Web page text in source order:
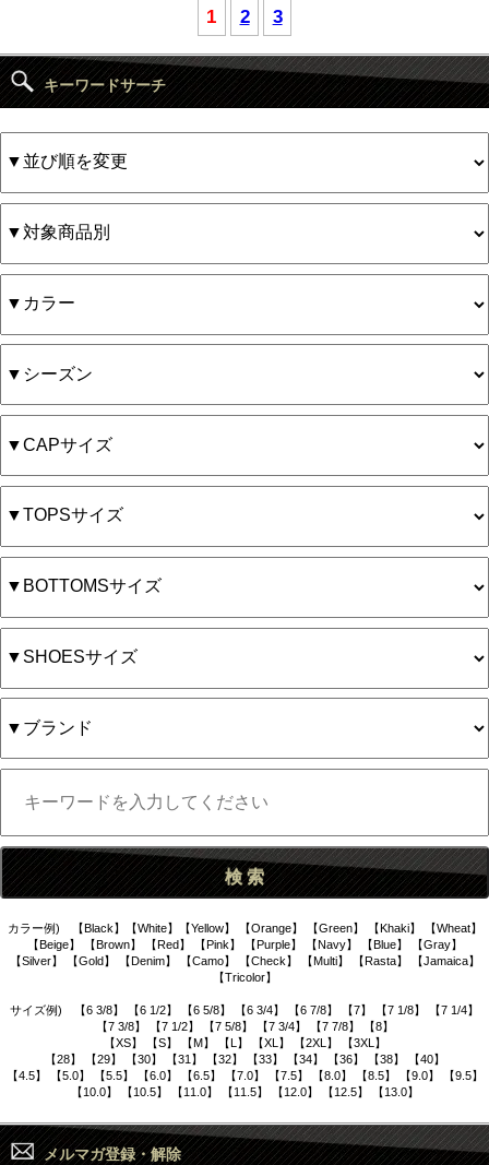
1 2 3
キーワードサーチ
カラー例) 【Black】【White】【Yellow】 【Orange】 【Green】 【Khaki】 【Wheat】
【Beige】 【Brown】 【Red】 【Pink】 【Purple】 【Navy】 【Blue】 【Gray】
【Silver】 【Gold】 【Denim】 【Camo】 【Check】 【Multi】 【Rasta】 【Jamaica】
【Tricolor】
サイズ例) 【6 3/8】 【6 1/2】 【6 5/8】 【6 3/4】 【6 7/8】 【7】 【7 1/8】 【7 1/4】
【7 3/8】 【7 1/2】 【7 5/8】 【7 3/4】 【7 7/8】 【8】
【XS】 【S】 【M】 【L】 【XL】 【2XL】 【3XL】
【28】 【29】 【30】 【31】 【32】 【33】 【34】 【36】 【38】 【40】
【4.5】 【5.0】 【5.5】 【6.0】 【6.5】 【7.0】 【7.5】 【8.0】 【8.5】 【9.0】 【9.5】
【10.0】 【10.5】 【11.0】 【11.5】 【12.0】 【12.5】 【13.0】
メルマガ登録・解除